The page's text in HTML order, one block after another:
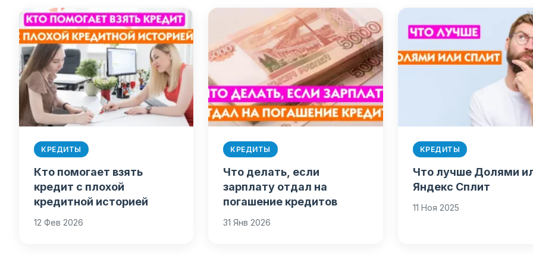
КРЕДИТЫ
Кто помогает взять
кредит с плохой
кредитной историей
12 Фев 2026
КРЕДИТЫ
Что делать, если
зарплату отдал на
погашение кредитов
31 Янв 2026
КРЕДИТЫ
Что лучше Долями
Яндекс Сплит
11 Ноя 2025